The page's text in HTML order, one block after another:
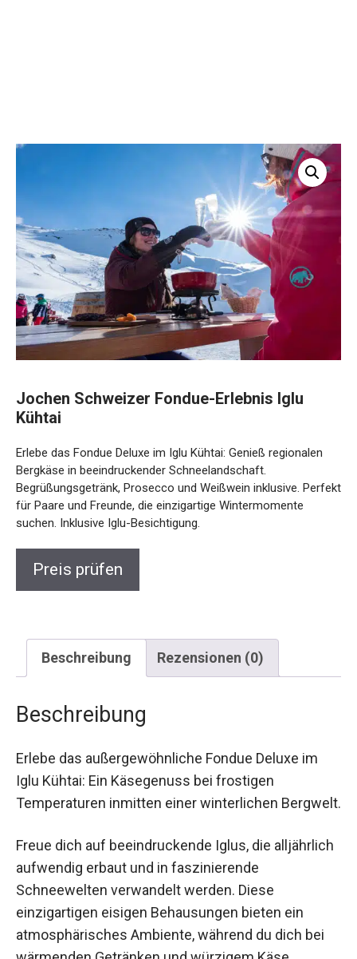
Jochen Schweizer Fondue-Erlebnis Iglu
Kühtai
Erlebe das Fondue Deluxe im Iglu Kühtai: Genieß regionalen
Bergkäse in beeindruckender Schneelandschaft.
Begrüßungsgetränk, Prosecco und Weißwein inklusive.
Perfekt für Paare und Freunde, die einzigartige
Wintermomente suchen. Inklusive Iglu-Besichtigung.
Preis prüfen
Beschreibung Rezensionen (0)
Beschreibung
Erlebe das außergewöhnliche Fondue Deluxe im
Iglu Kühtai: Ein Käsegenuss bei frostigen
Temperaturen inmitten einer winterlichen
Freue dich auf beeindruckende Iglus, die
alljährlich aufwendig erbaut und in faszinierende
Schneewelten verwandelt werden. Diese
einzigartigen eisigen Behausungen bieten ein
atmosphärisches Ambiente, während du dich bei